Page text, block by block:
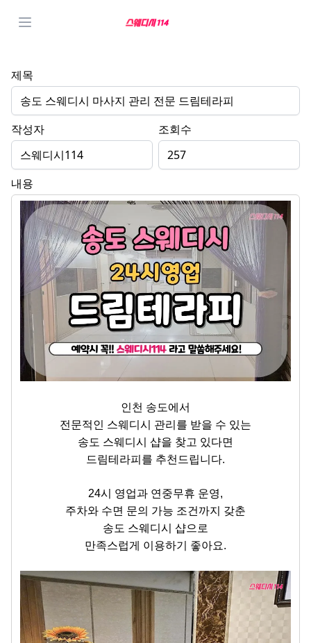
제목
송도 스웨디시 마사지 관리 전문 드림테라피
작성자
스웨디시114
조회수
257
내용
인천 송도에서
전문적인 스웨디시 관리를 받을 수 있는
송도 스웨디시 샵을 찾고 있다면
드림테라피를 추천드립니다.
24시 영업과 연중무휴 운영,
주차와 수면 문의 가능 조건까지 갖춘
송도 스웨디시 샵으로
만족스럽게 이용하기 좋아요.